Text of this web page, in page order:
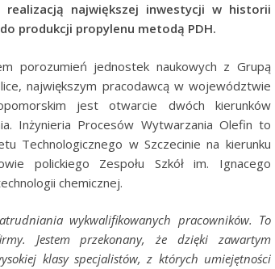
największej inwestycji w historii
produkcji propylenu metodą PDH.
porozumień jednostek naukowych z Grupą
największym pracodawcą w województwie
jest otwarcie dwóch kierunków
Inżynieria Procesów Wytwarzania Olefin to
Technologicznego w Szczecinie na kierunku
polickiego Zespołu Szkół im. Ignacego
chemicznej.
wykwalifikowanych pracowników. To
Jestem przekonany, że dzięki zawartym
klasy specjalistów, z których umiejętności